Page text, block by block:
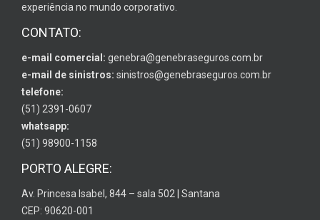
experiência no mundo corporativo.
CONTATO:
e-mail comercial: genebra@genebraseguros.com.br
e-mail de sinistros: sinistros@genebraseguros.com.br
telefone:
(51) 2391-0607
whatsapp:
(51) 98900-1158
PORTO ALEGRE:
Av. Princesa Isabel, 844 – sala 502 | Santana
CEP: 90620-001